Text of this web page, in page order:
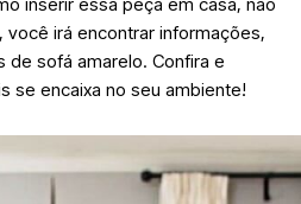
inserir essa peça em casa, não
irá encontrar informações,
de sofá amarelo. Confira e
se encaixa no seu ambiente!